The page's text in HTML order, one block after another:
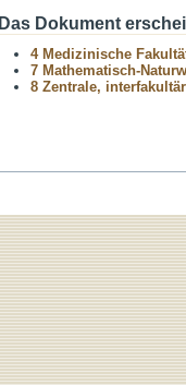
Das Dokument
4 Medizinische
7 Mathematisch-
8 Zentrale,